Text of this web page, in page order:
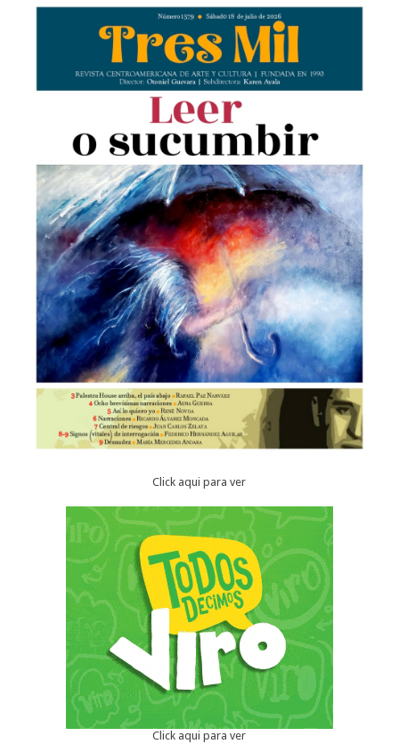
Click aqui para ver
Click aqui para ver